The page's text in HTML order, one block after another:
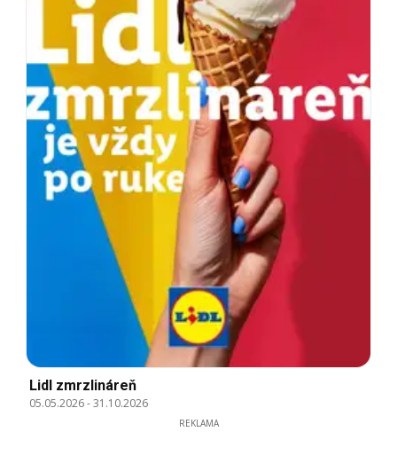
Lidl zmrzlináreň
05.05.2026-31.10.2026
REKLAMA